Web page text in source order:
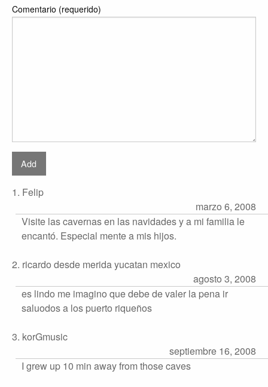
Comentario (requerido)
1. Felip
marzo 6, 2008
Visite las cavernas en las navidades y a mi familia le
encantó. Especial mente a mis hijos.
2. ricardo desde merida yucatan mexico
agosto 3, 2008
es lindo me imagino que debe de valer la pena ir
saluodos a los puerto riqueños
3. korGmusic
septiembre 16, 2008
I grew up 10 min away from those caves